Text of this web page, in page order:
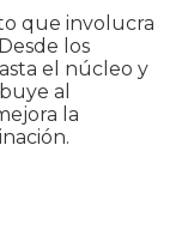
que involucra
los
el núcleo y
al
la